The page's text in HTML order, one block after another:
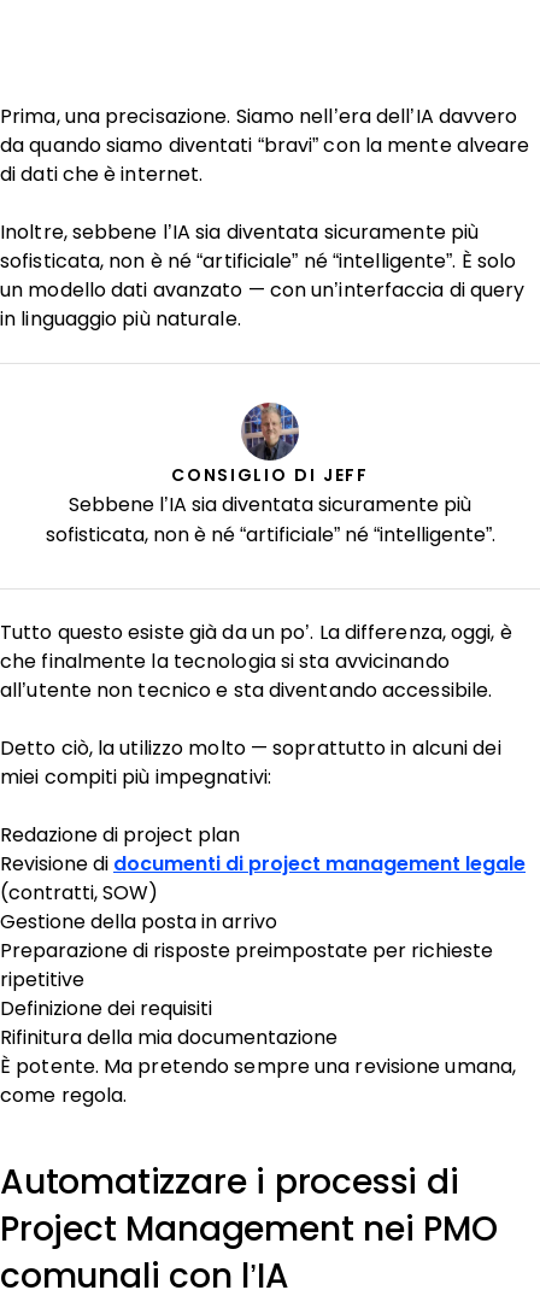
Prima, una precisazione. Siamo nell’era dell’IA davvero
da quando siamo diventati “bravi” con la mente alveare
di dati che è internet.
Inoltre, sebbene l’IA sia diventata sicuramente più
sofisticata, non è né “artificiale” né “intelligente”. È solo
un modello dati avanzato — con un’interfaccia di query
in linguaggio più naturale.
CONSIGLIO DI JEFF
Sebbene l’IA sia diventata sicuramente più
sofisticata, non è né “artificiale” né “intelligente”.
Tutto questo esiste già da un po’. La differenza, oggi, è
che finalmente la tecnologia si sta avvicinando
all’utente non tecnico e sta diventando accessibile.
Detto ciò, la utilizzo molto — soprattutto in alcuni dei
miei compiti più impegnativi:
Redazione di project plan
Revisione di documenti di project management legale
(contratti, SOW)
Gestione della posta in arrivo
Preparazione di risposte preimpostate per richieste
ripetitive
Definizione dei requisiti
Rifinitura della mia documentazione
È potente. Ma pretendo sempre una revisione umana,
come regola.
Automatizzare i processi di
Project Management nei PMO
comunali con l’IA